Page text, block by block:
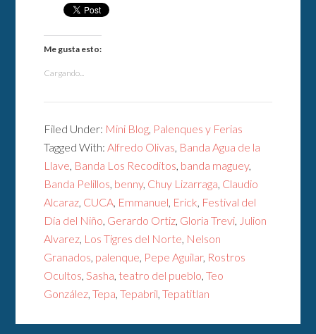
Me gusta esto:
Cargando...
Filed Under: Mini Blog, Palenques y Ferias
Tagged With:Alfredo Olivas, Banda Agua de la
Llave, Banda Los Recoditos, banda maguey,
Banda Pelillos, benny, Chuy Lizarraga, Claudio
Alcaraz, CUCA, Emmanuel, Erick, Festival del
Día del Niño, Gerardo Ortiz, Gloria Trevi, Julion
Alvarez, Los Tigres del Norte, Nelson
Granados, palenque, Pepe Aguilar, Rostros
Ocultos,Sasha, teatro del pueblo,Teo
González,Tepa,Tepabril,Tepatitlan